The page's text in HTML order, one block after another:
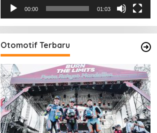
00:00 01:03
Otomotif Terbaru